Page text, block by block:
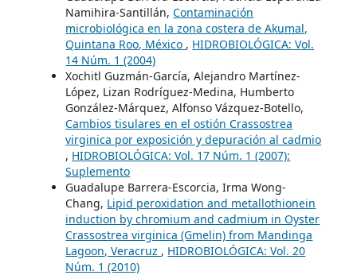
Namihira-Santillán,Contaminación
microbiológica en la zona costera de Akumal,
Quintana Roo, México , HIDROBIOLÓGICA: Vol.
14 Núm. 1 (2004)
Xochitl Guzmán-García, Alejandro Martínez-
López, Lizan Rodríguez-Medina, Humberto
González-Márquez, Alfonso Vázquez-Botello,
Cambios tisulares en el ostión Crassostrea
virginica por exposición y depuración al cadmio
, HIDROBIOLÓGICA: Vol. 17 Núm. 1 (2007):
Suplemento
Guadalupe Barrera-Escorcia, Irma Wong-
Chang, Lipid peroxidation and metallothionein
induction by chromium and cadmium in Oyster
Crassostrea virginica (Gmelin) from Mandinga
Lagoon, Veracruz , HIDROBIOLÓGICA: Vol. 20
Núm. 1 (2010)